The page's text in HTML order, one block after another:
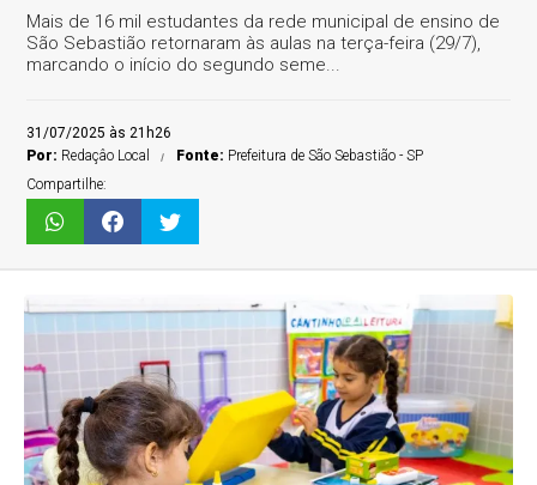
Mais de 16 mil estudantes da rede municipal de ensino de
São Sebastião retornaram às aulas na terça-feira (29/7),
marcando o início do segundo seme...
31/07/2025 às 21h26
Por: Redaçâo Local Fonte: Prefeitura de São Sebastião - SP
Compartilhe: